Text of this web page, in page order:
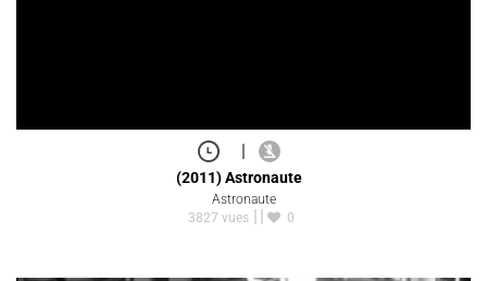
|
(2011) Astronaute
Astronaute
3827 vues
0